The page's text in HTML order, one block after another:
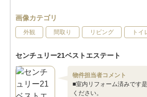
画像カテゴリ
外観 間取り リビング トイ
センチュリー21ベストエステート
物件担当者コメント
■室内リフォーム済みです
ください。